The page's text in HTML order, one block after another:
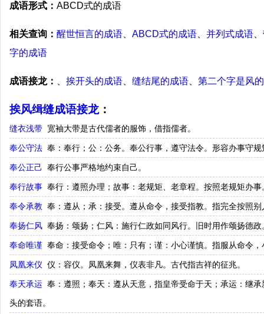
成语形式： ABCD式的成语
相关查询： 醒世恒言的成语 ABCD式的成语 并列式成语
字的成语
成语接龙： 挨开头的成语 缝结尾的成语 第二个字是风
挨风缉缝成语接龙：
缝衣浅带 宽袖大带是古代儒者的服饰，借指儒者。
奉公守法 奉：奉行；公：公务。奉公行事，遵守法令。形容办事守规
奉公正己 奉行公事严格地约束自己。
奉行故事 奉行：遵照办理；故事：老规矩、老章程。按照老规矩办事
奉令承教 奉：遵从；承：接受。遵从命令，接受指教。指完全按照
奉扬仁风 奉扬：颂扬；仁风：施行仁政如同风行。旧时用作颂扬德政
奉命唯谨 奉命：接受命令；唯：只有；谨：小心谨慎。指服从命令，
凤凰来仪 仪：容仪。凤凰来舞，仪表非凡。古代指吉祥的征兆。
奉天承运 奉：遵照；奉天：遵从天意，指皇帝受命于天；承运：继
头的套语。